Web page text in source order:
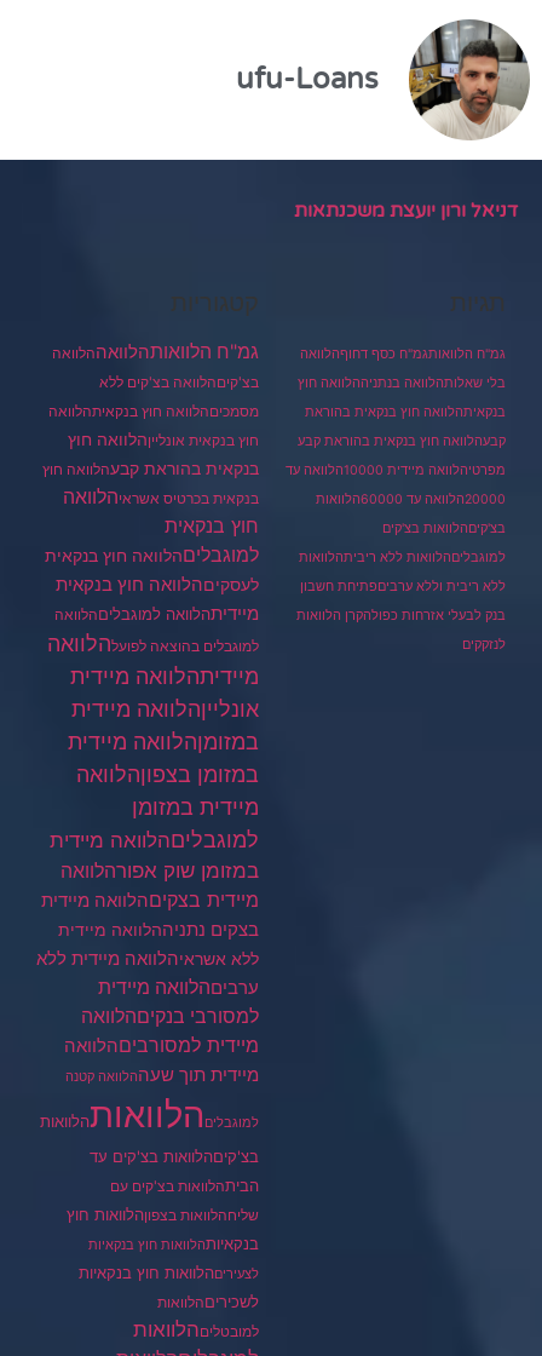
ufu-Loans
דניאל ורון יועצת משכנתאות
תגיות
גמ"ח הלוואותגמ"ח כסף דחוףהלוואה
בלי שאלותהלוואה בנתניההלוואה חוץ
בנקאיתהלוואה חוץ בנקאית בהוראת
קבעהלוואה חוץ בנקאית בהוראת קבע
מפרטיהלוואה מיידית 10000
הלוואה עד
20000הלוואה עד 60000
הלוואות
בצ'קיםהלוואות בצ'קים
למוגבליםהלוואות ללא ריביתהלוואות
ללא ריבית וללא ערביםפתיחת חשבון
בנק לבעלי אזרחות כפולהקרן הלוואות
לנזקקים
קטגוריות
גמ"ח הלוואותהלוואההלוואה
בצ'קיםהלוואה בצ'קים ללא
מסמכיםהלוואה חוץ בנקאיתהלוואה
חוץ בנקאית אונלייןהלוואה חוץ
בנקאית בהוראת קבעהלוואה חוץ
בנקאית בכרטיס אשראיהלוואה
חוץ בנקאית
למוגבליםהלוואה חוץ בנקאית
לעסקיםהלוואה חוץ בנקאית
מיידיתהלוואה למוגבליםהלוואה
למוגבלים בהוצאה לפועלהלוואה
מיידיתהלוואה מיידית
אונלייןהלוואה מיידית
במזומןהלוואה מיידית
במזומן בצפוןהלוואה
מיידית במזומן
למוגבליםהלוואה מיידית
במזומן שוק אפורהלוואה
מיידית בצקיםהלוואה מיידית
בצקים נתניההלוואה מיידית
ללא אשראיהלוואה מיידית ללא
ערביםהלוואה מיידית
למסורבי בנקיםהלוואה
מיידית למסורביםהלוואה
מיידית תוך שעההלוואה קטנה
למוגבלים הלוואותהלוואות
בצ'קיםהלוואות בצ'קים עד
הביתהלוואות בצ'קים עם
שליחהלוואות בצפוןהלוואות חוץ
בנקאיותהלוואות חוץ בנקאיות
לצעיריםהלוואות חוץ בנקאיות
לשכיריםהלוואות
למובטליםהלוואות